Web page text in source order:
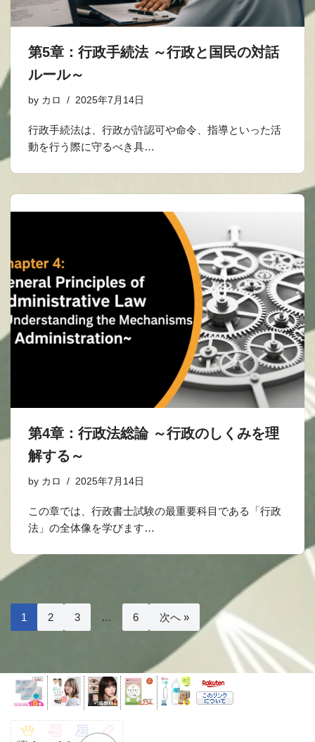
第5章：行政手続法 ～行政と国民の対話
ルール～
by カロ 2025年7月14日
行政手続法は、行政が許認可や命令、指導といった活
動を行う際に守るべき具…
第4章：行政法総論 ～行政のしくみを理
解する～
by カロ 2025年7月14日
この章では、行政書士試験の最重要科目である「行政
法」の全体像を学びます…
1 2 3 … 6 次へ »